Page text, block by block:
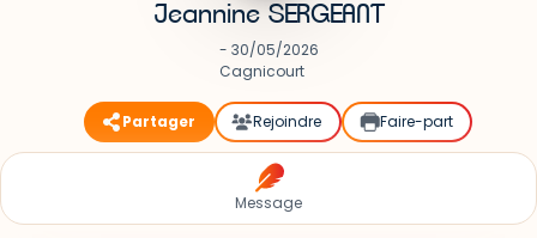
Jeannine SERGEANT
- 30/05/2026
Cagnicourt
Partager Rejoindre Faire-part
Message